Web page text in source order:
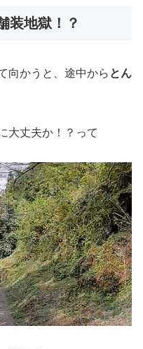
装地獄！？
向かうと、途中から とん
大丈夫か！？って